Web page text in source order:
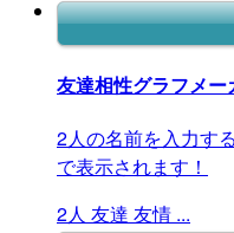
友達相性グラフメー
2人の名前を入力す
で表示されます！
2人 友達 友情 ...